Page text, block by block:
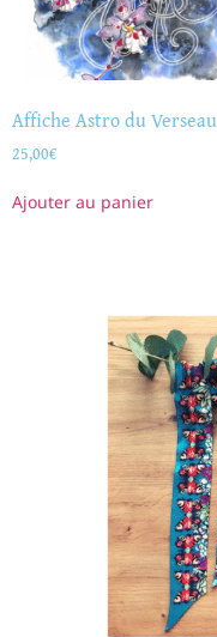
Affiche Astro du Verseau
25,00€
Ajouter au panier